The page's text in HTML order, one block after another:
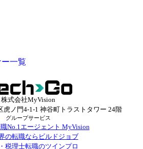
一覧
株式会社MyVision
虎ノ門4-1-1 神谷町トラストタワー 24階
グループサービス
No.1エージェント MyVision
の転職ならビルドジョブ
税理士転職のツインプロ